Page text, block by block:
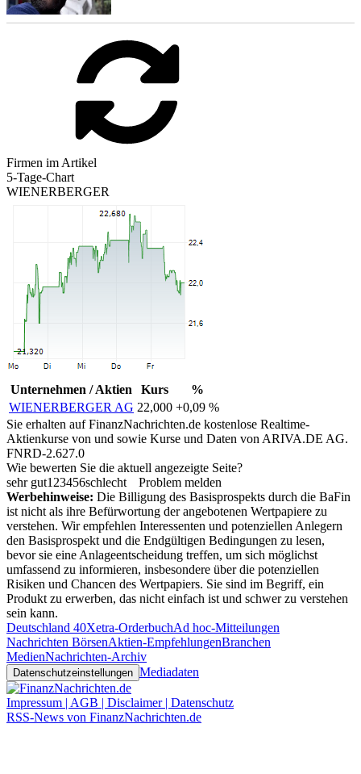
Firmen im Artikel
5-Tage-Chart
WIENERBERGER
Unternehmen / Aktien Kurs
%
WIENERBERGER AG 22,000 +0,09 %
Sie erhalten auf FinanzNachrichten.de kostenlose Realtime-
Aktienkurse von und sowie Kurse und Daten von ARIVA.DE AG.
FNRD-2.627.0
Wie bewerten Sie die aktuell angezeigte Seite?
sehr gut1 23456schlecht
Problem melden
Werbehinweise: Die Billigung des Basisprospekts durch die BaFin
ist nicht als ihre Befürwortung der angebotenen Wertpapiere zu
verstehen. Wir empfehlen Interessenten und potenziellen Anlegern
den Basisprospekt und die Endgültigen Bedingungen zu lesen,
bevor sie eine Anlageentscheidung treffen, um sich möglichst
umfassend zu informieren, insbesondere über die potenziellen
Risiken und Chancen des Wertpapiers. Sie sind im Begriff, ein
Produkt zu erwerben, das nicht einfach ist und schwer zu verstehen
sein kann.
Deutschland 40Xetra-OrderbuchAd hoc-Mitteilungen
Nachrichten BörsenAktien-EmpfehlungenBranchen
MedienNachrichten-Archiv
Datenschutzeinstellungen Mediadaten
Impressum | AGB | Disclaimer | Datenschutz
RSS-News von FinanzNachrichten.de